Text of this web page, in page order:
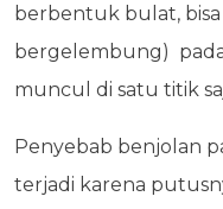
berbentuk bulat,
bergelembung)
muncul di satu titik
Penyebab benjolan
terjadi karena